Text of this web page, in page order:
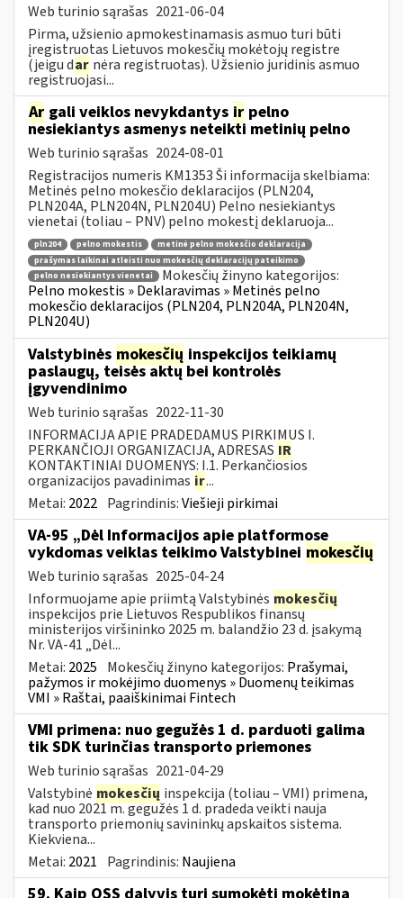
Web turinio sąrašas 2021-06-04
Pirma, užsienio apmokestinamasis asmuo turi būti
įregistruotas Lietuvos mokesčių mokėtojų registre
(jeigu dar nėra registruotas). Užsienio juridinis asmuo
registruojasi...
Ar gali veiklos nevykdantys ir pelno
nesiekiantys asmenys neteikti metinių pelno
Web turinio sąrašas 2024-08-01
Registracijos numeris KM1353 Ši informacija skelbiama:
Metinės pelno mokesčio deklaracijos (PLN204,
PLN204A, PLN204N, PLN204U) Pelno nesiekiantys
vienetai (toliau – PNV) pelno mokestį deklaruoja...
pln204 pelno mokestis
metinė pelno mokesčio deklaracija
prašymas laikinai atleisti nuo mokesčių deklaracijų pateikimo
pelno nesiekiantys vienetai
Mokesčių žinyno kategorijos:
Pelno mokestis » Deklaravimas » Metinės pelno
mokesčio deklaracijos (PLN204, PLN204A, PLN204N,
PLN204U)
Valstybinės mokesčių inspekcijos teikiamų
paslaugų, teisės aktų bei kontrolės
įgyvendinimo
Web turinio sąrašas 2022-11-30
INFORMACIJA APIE PRADEDAMUS PIRKIMUS I.
PERKANČIOJI ORGANIZACIJA, ADRESAS IR
KONTAKTINIAI DUOMENYS: I.1. Perkančiosios
organizacijos pavadinimas ir...
Metai: 2022 Pagrindinis:Viešieji pirkimai
VA-95 „Dėl Informacijos apie platformose
vykdomas veiklas teikimo Valstybinei mokesčių
Web turinio sąrašas 2025-04-24
Informuojame apie priimtą Valstybinės mokesčių
inspekcijos prie Lietuvos Respublikos finansų
ministerijos viršininko 2025 m. balandžio 23 d. įsakymą
Nr. VA-41 „Dėl...
Metai: 2025 Mokesčių žinyno kategorijos: Prašymai,
pažymos ir mokėjimo duomenys » Duomenų teikimas
VMI » Raštai, paaiškinimai Fintech
VMI primena: nuo gegužės 1 d. parduoti galima
tik SDK turinčias transporto priemones
Web turinio sąrašas 2021-04-29
Valstybinė mokesčių inspekcija (toliau – VMI) primena,
kad nuo 2021 m. gegužės 1 d. pradeda veikti nauja
transporto priemonių savininkų apskaitos sistema.
Kiekviena...
Metai: 2021 Pagrindinis: Naujiena
59. Kaip OSS dalyvis turi sumokėti mokėtiną